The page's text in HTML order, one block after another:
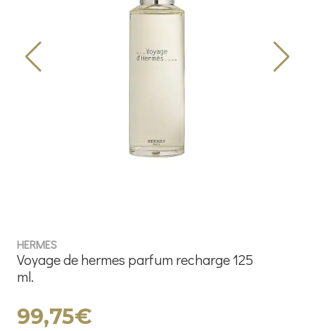
HERMES
Voyage de hermes parfum recharge 125
ml.
99,75€